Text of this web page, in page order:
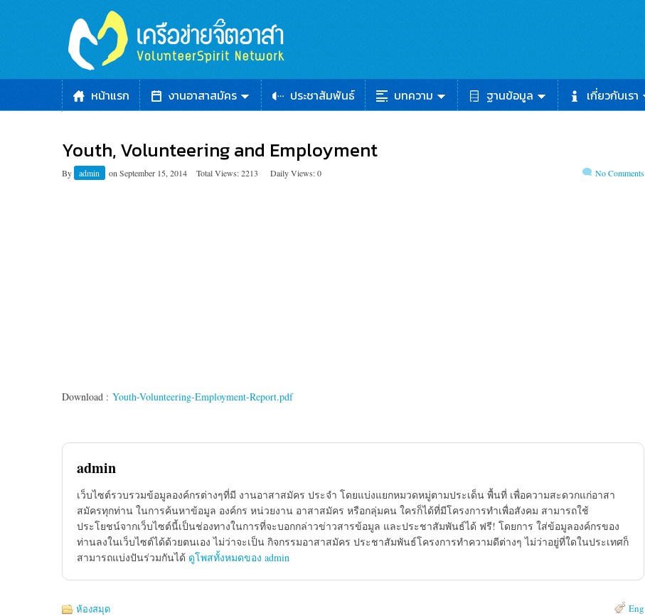
หน้าแรก งานอาสาสมัคร ประชาสัมพันธ์ บทความ ฐานข้อมูล เกี่ยวกับเรา
Youth, Volunteering and Employment
By admin on September 15, 2014 Total Views: 2213 Daily Views: 0 No Comments
Download : Youth-Volunteering-Employment-Report.pdf
admin
เว็บไซต์รวบรวมข้อมูลองค์กรต่างๆที่มี งานอาสาสมัคร ประจำ โดยแบ่งแยกหมวดหมู่ตามประเด็น พื้นที่ เพื่อความสะดวกแก่อาสา
สมัครทุกท่าน ในการค้นหาข้อมูล องค์กร หน่วยงาน อาสาสมัคร หรือกลุ่มคน ใครก็ได้ที่มีโครงการทำเพื่อสังคม สามารถใช้
ประโยชน์จากเว็บไซต์นี้เป็นช่องทางในการที่จะบอกกล่าวข่าวสารข้อมูล และประชาสัมพันธ์ได้ ฟรี! โดยการ ใส่ข้อมูลองค์กรของ
ท่านลงในเว็บไซต์ได้ด้วยตนเอง ไม่ว่าจะเป็น กิจกรรมอาสาสมัคร ประชาสัมพันธ์โครงการทำความดีต่างๆ ไม่ว่าอยู่ที่ใดในประเทศก็
สามารถแบ่งปันร่วมกันได้ ดูโพสทั้งหมดของ admin
Eng
ห้องสมุด